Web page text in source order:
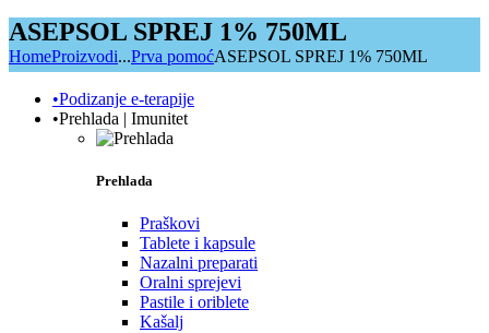
ASEPSOL SPREJ 1% 750ML
HomeProizvodi...Prva pomoćASEPSOL SPREJ 1% 750ML
•Podizanje e-terapije
•Prehlada | Imunitet
Prehlada
Praškovi
Tablete i kapsule
Nazalni preparati
Oralni sprejevi
Pastile i oriblete
Kašalj